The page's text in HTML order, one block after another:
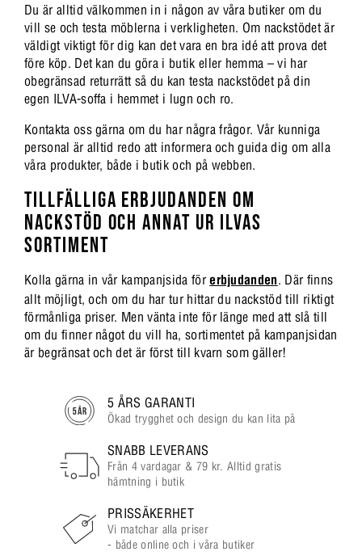
Du är alltid välkommen in i någon av våra butiker om du
vill se och testa möblerna i verkligheten. Om nackstödet är
väldigt viktigt för dig kan det vara en bra idé att prova det
före köp. Det kan du göra i butik eller hemma – vi har
obegränsad returrätt så du kan testa nackstödet på din
egen ILVA-soffa i hemmet i lugn och ro.
Kontakta oss gärna om du har några frågor. Vår kunniga
personal är alltid redo att informera och guida dig om alla
våra produkter, både i butik och på webben.
TILLFÄLLIGA ERBJUDANDEN OM
NACKSTÖD OCH ANNAT UR ILVAS
SORTIMENT
Kolla gärna in vår kampanjsida förerbjudanden. Där finns
allt möjligt, och om du har tur hittar du nackstöd till riktigt
förmånliga priser. Men vänta inte för länge med att slå till
om du finner något du vill ha, sortimentet på kampanjsidan
är begränsat och det är först till kvarn som gäller!
5 ÅRS GARANTI
Ökad trygghet och design du kan lita på
SNABB LEVERANS
Från 4 vardagar & 79 kr. Alltid gratis
hämtning i butik
PRISSÄKERHET
Vi matchar alla priser
- både online och i våra butiker